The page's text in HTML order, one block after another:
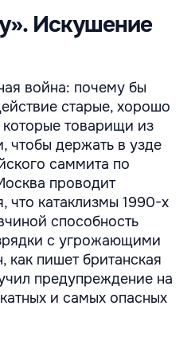
Искушение
война: почему бы
старые, хорошо
товарищи из
чтобы держать в узде
саммита по
проводит
что катаклизмы 1990-х
способность
с угрожающими
пишет британская
предупреждение на
и самых опасных